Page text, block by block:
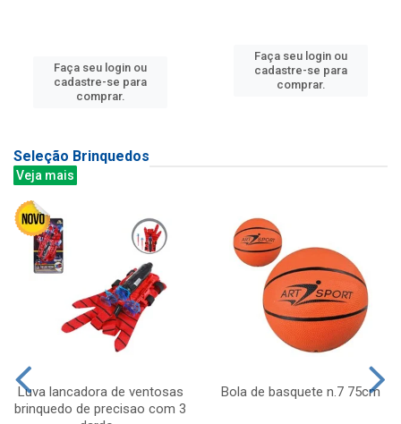
Faça seu login ou
cadastre-se para
comprar.
Faça seu login ou
cadastre-se para
comprar.
Seleção Brinquedos
Veja mais
Luva lancadora de ventosas
brinquedo de precisao com 3
Bola de basquete n.7 75cm